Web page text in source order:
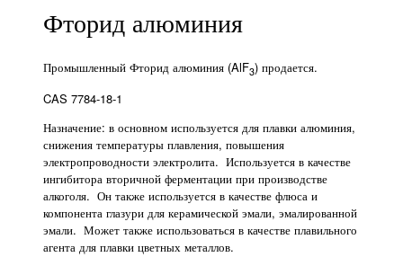
Фторид алюминия
Промышленный Фторид алюминия (AlF3) продается.
CAS 7784-18-1
Назначение: в основном используется для плавки алюминия,
снижения температуры плавления, повышения
электропроводности электролита. Используется в качестве
ингибитора вторичной ферментации при производстве
алкоголя. Он также используется в качестве флюса и
компонента глазури для керамической эмали, эмалированной
эмали. Может также использоваться в качестве плавильного
агента для плавки цветных металлов.